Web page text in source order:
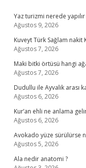
Yaz turizmi nerede yapılır
Ağustos 9, 2026
Kuveyt Türk Sağlam
Ağustos 7, 2026
Maki bitki örtüsü hangi
Ağustos 7, 2026
Dudullu ile Ayvalık arası
Ağustos 6, 2026
Kur’an ehli ne anlama
Ağustos 6, 2026
Avokado yüze sürülürse
Ağustos 5, 2026
Ala nedir anatomi ?